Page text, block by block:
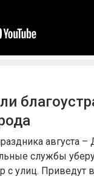
августа –
службы
с улиц. Приведут